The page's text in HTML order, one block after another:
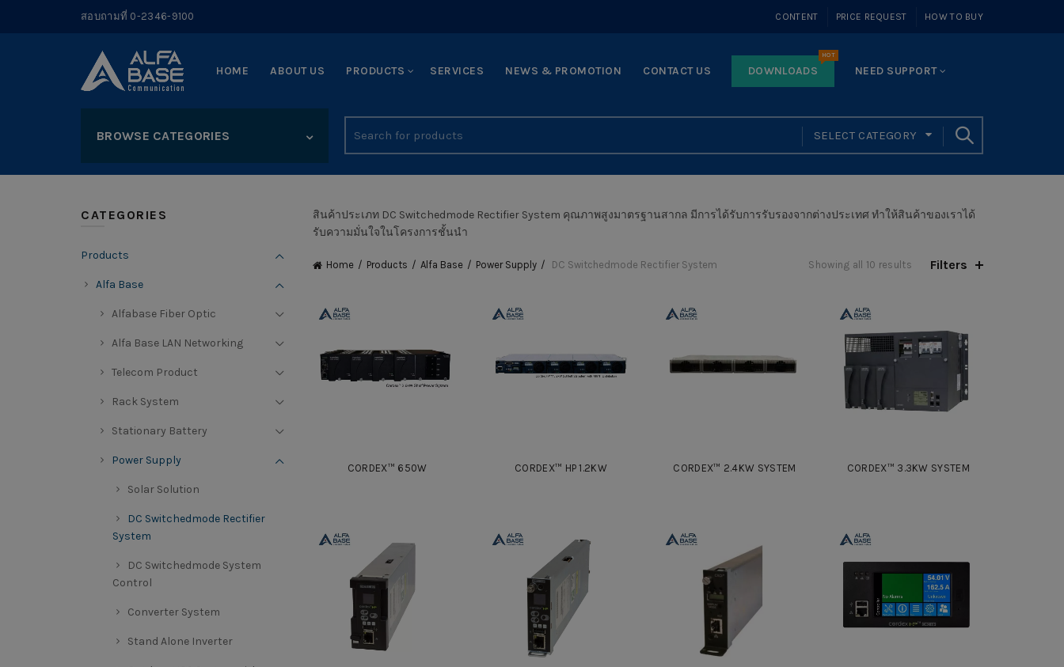
สอบถามที่ 0-2346-9100 CONTENT PRICE REQUEST HOW TO BUY
HOME ABOUT US PRODUCTS SERVICES NEWS & PROMOTION CONTACT US DOWNLOADS
HOT
NEED SUPPORT
BROWSE CATEGORIES
for:
SELECT CATEGORY
สินค้าประเภท DC Switchedmode Rectifier System คุณภาพสูงมาตรฐานสากล มีการได้รับการรับรองจากต่างประเทศ ทำให้สินค้าของเราได้
รับความมั่นใจในโครงการชั้นนำ
Home Products Alfa Base Power Supply DC Switchedmode Rectifier System Showing all 10 results Filters
CORDEX™ 650W CORDEX™ HP 1.2KW CORDEX™ 2.4KW SYSTEM CORDEX™ 3.3KW SYSTEM
CATEGORIES
Products
Alfa Base
Alfabase Fiber Optic
Alfa Base LAN Networking
Telecom Product
Rack System
Stationary Battery
Power Supply
Solar Solution
DC Switchedmode Rectifier
System
DC Switchedmode System
Control
Converter System
Stand Alone Inverter